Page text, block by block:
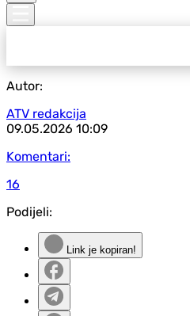
Autor:
ATV redakcija
09.05.2026 10:09
Komentari:
16
Podijeli:
Link je kopiran!